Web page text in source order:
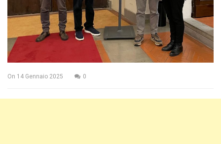
On 14 Gennaio 2025 0